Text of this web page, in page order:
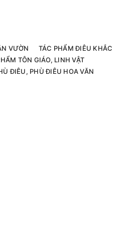
VƯỜN
TÁC PHẨM ĐIÊU KHẮC
TÔN GIÁO, LINH VẬT
ĐIÊU, PHÙ ĐIÊU HOA VĂN